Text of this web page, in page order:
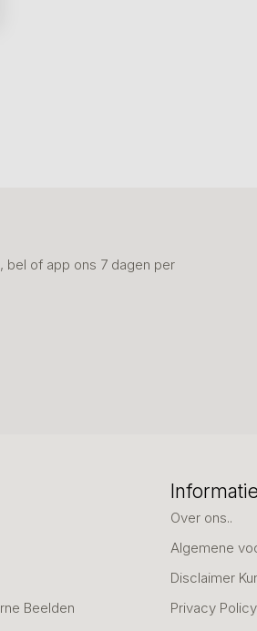
bel of app ons 7 dagen per
Beelden
Informatie
Over ons..
Algemene
Disclaimer
Privacy Policy